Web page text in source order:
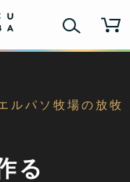
ルパソ牧場の放牧
る